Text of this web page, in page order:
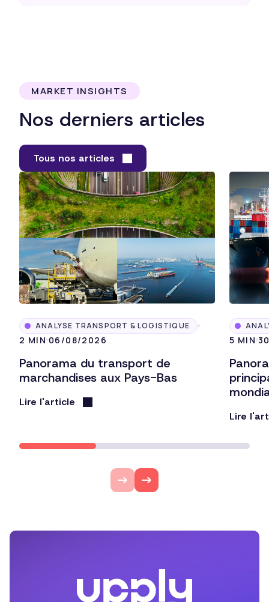
MARKET INSIGHTS
Nos derniers articles
Tous nos articles
ANALYSE TRANSPORT & LOGISTIQUE
2 MIN 06/08/2026
Panorama du transport de
marchandises aux Pays-Bas
Lire l'article
5 MIN
Lire